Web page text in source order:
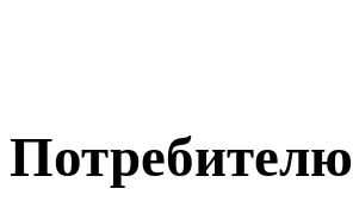
Потребителю